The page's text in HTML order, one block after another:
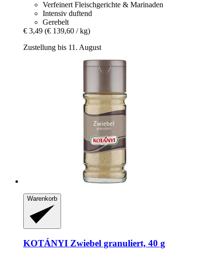
Verfeinert Fleischgerichte & Marinaden
Intensiv duftend
Gerebelt
€ 3,49 (€ 139,60 / kg)
Zustellung bis 11. August
Warenkorb
KOTÁNYI Zwiebel granuliert, 40 g